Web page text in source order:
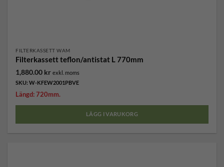
FILTERKASSETT WAM
Filterkassett teflon/antistat L 770mm
1,880.00 kr exkl. moms
SKU: W-KFEW2001PBVE
Längd: 720mm.
LÄGG I VARUKORG